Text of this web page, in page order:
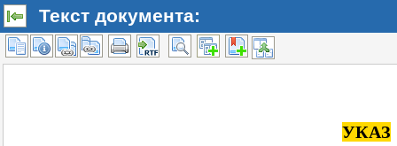
Текст документа: